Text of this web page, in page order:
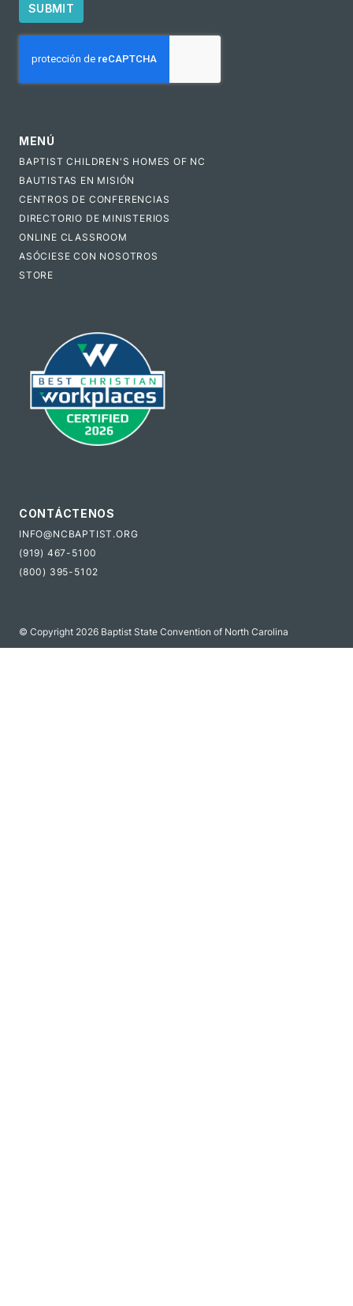
SUBMIT
MENÚ
BAPTIST CHILDREN'S HOMES OF NC
BAUTISTAS EN MISIÓN
CENTROS DE CONFERENCIAS
DIRECTORIO DE MINISTERIOS
ONLINE CLASSROOM
ASÓCIESE CON NOSOTROS
STORE
CONTÁCTENOS
INFO@NCBAPTIST.ORG
(919) 467-5100
(800) 395-5102
© Copyright 2026 Baptist State Convention of North Carolina